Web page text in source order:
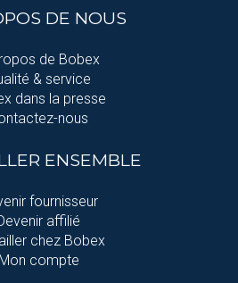
DE NOUS
de Bobex
& service
dans la presse
nous
ENSEMBLE
fournisseur
affilié
chez Bobex
Mon compte